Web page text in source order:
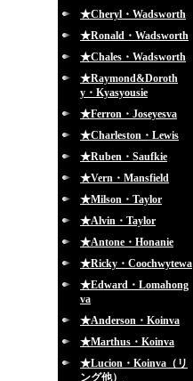
★Cheryl・Wadsworth
★Ronald・Wadsworth
★Chales・Wadsworth
★Raymond&Doroth
y・Kyasyousie
★Ferron・Joseyesva
★Charleston・Lewis
★Ruben・Saufkie
★Vern・Mansfield
★Milson・Taylor
★Alvin・Taylor
★Antone・Honanie
★Ricky・Coochwytewa
★Edward・Lomahong
va
★Anderson・Koinva
★Marthus・Koinva
★Lucion・Koinva（リ
ング他）